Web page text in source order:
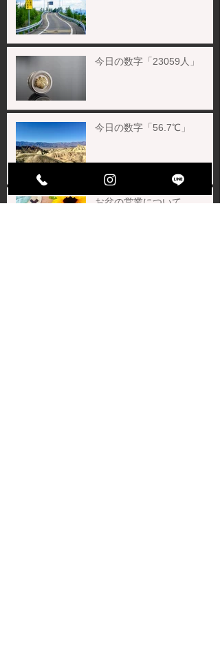
今日の数字「23059人」
今日の数字「56.7℃」
お盆の営業について